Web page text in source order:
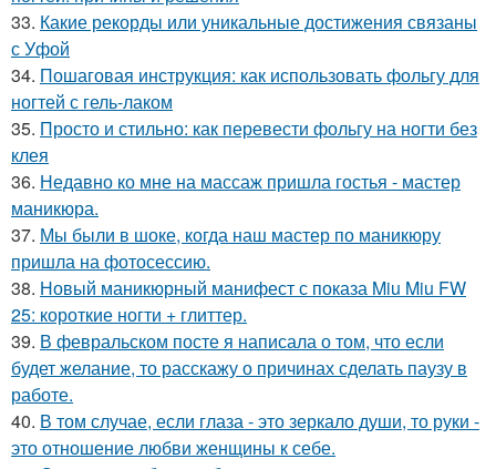
33. Какие рекорды или уникальные достижения связаны
с Уфой
34. Пошаговая инструкция: как использовать фольгу для
ногтей с гель-лаком
35. Просто и стильно: как перевести фольгу на ногти без
клея
36. Недавно ко мне на массаж пришла гостья - мастер
маникюра.
37. Мы были в шоке, когда наш мастер по маникюру
пришла на фотосессию.
38. Новый маникюрный манифест с показа Miu Miu FW
25: короткие ногти + глиттер.
39. В февральском посте я написала о том, что если
будет желание, то расскажу о причинах сделать паузу в
работе.
40. В том случае, если глаза - это зеркало души, то руки -
это отношение любви женщины к себе.